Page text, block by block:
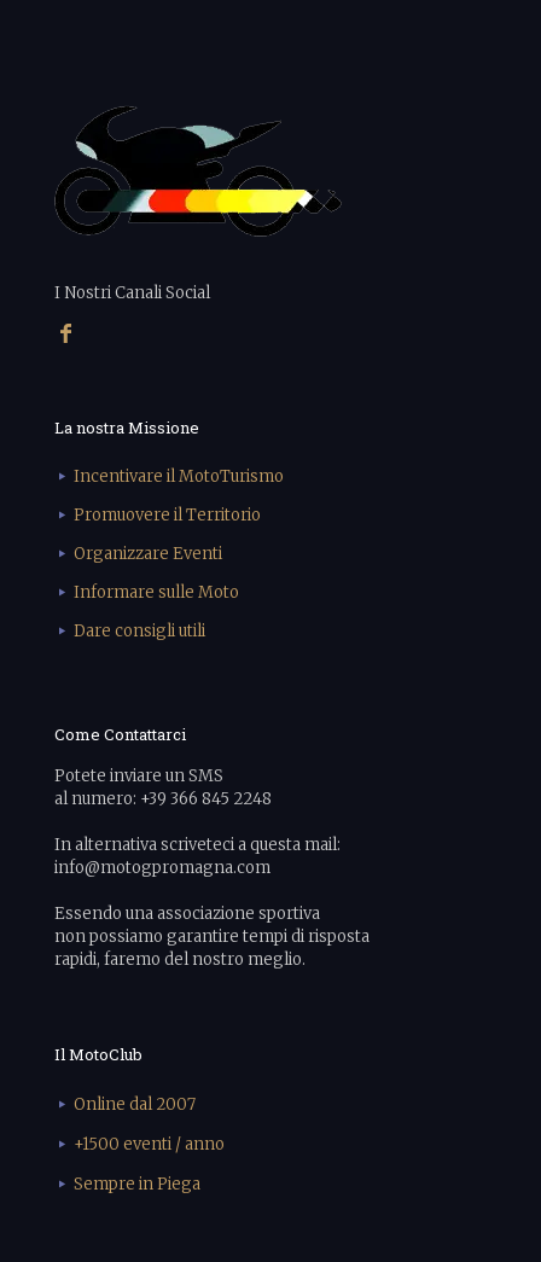
I Nostri Canali Social
La nostra Missione
Incentivare il MotoTurismo
Promuovere il Territorio
Organizzare Eventi
Informare sulle Moto
Dare consigli utili
Come Contattarci
Potete inviare un SMS
al numero: +39 366 845 2248
In alternativa scriveteci a questa mail:
info@motogpromagna.com
Essendo una associazione sportiva
non possiamo garantire tempi di risposta
rapidi, faremo del nostro meglio.
Il MotoClub
Online dal 2007
+1500 eventi / anno
Sempre in Piega